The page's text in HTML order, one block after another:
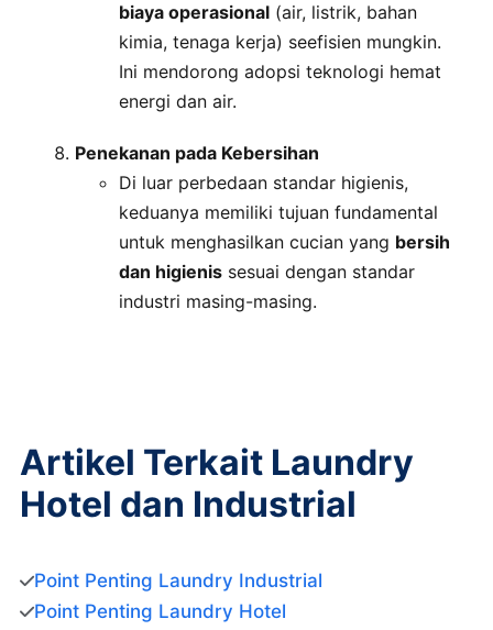
biaya operasional (air, listrik, bahan
kimia, tenaga kerja) seefisien mungkin.
Ini mendorong adopsi teknologi hemat
energi dan air.
Penekanan pada Kebersihan
Di luar perbedaan standar higienis,
keduanya memiliki tujuan fundamental
untuk menghasilkan cucian yang bersih
dan higienis sesuai dengan standar
industri masing-masing.
Artikel Terkait Laundry
Hotel dan Industrial
Point Penting Laundry Industrial
Point Penting Laundry Hotel